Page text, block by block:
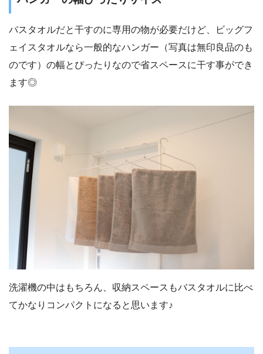
バスタオルだと干すのに専用の物が必要だけど、ビッグフ
ェイスタオルなら一般的なハンガー（写真は無印良品のも
のです）の幅とぴったりなので省スペースに干す事ができ
ます◎
洗濯機の中はもちろん、収納スペースもバスタオルに比べ
てかなりコンパクトになると思います♪